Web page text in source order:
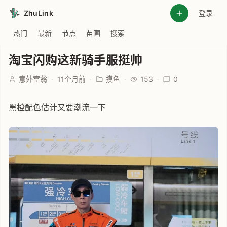
ZhuLink 登录
热门 最新 节点 苗圃 搜索
淘宝闪购这新骑手服挺帅
意外富翁 · 11个月前 · 摸鱼 · 153 · 0
黑橙配色估计又要潮流一下